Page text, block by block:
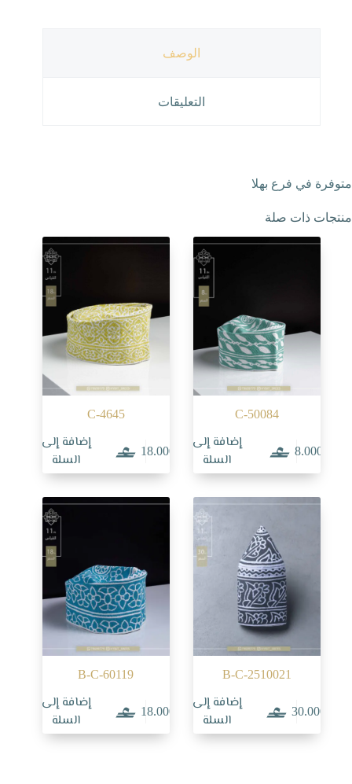
الوصف
التعليقات
متوفرة في فرع بهلا
منتجات ذات صلة
C-50084
8.000
إضافة إلى
السلة
C-4645
18.000
إضافة إلى
السلة
B-C-2510021
30.000
إضافة إلى
السلة
B-C-60119
18.000
إضافة إلى
السلة